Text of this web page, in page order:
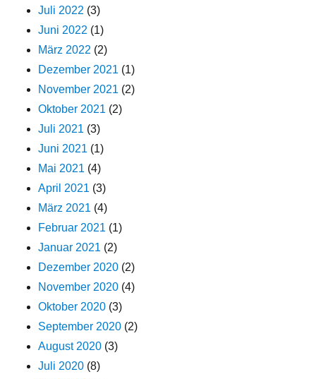
Juli 2022 (3)
Juni 2022 (1)
März 2022 (2)
Dezember 2021 (1)
November 2021 (2)
Oktober 2021 (2)
Juli 2021 (3)
Juni 2021 (1)
Mai 2021 (4)
April 2021 (3)
März 2021 (4)
Februar 2021 (1)
Januar 2021 (2)
Dezember 2020 (2)
November 2020 (4)
Oktober 2020 (3)
September 2020 (2)
August 2020 (3)
Juli 2020 (8)